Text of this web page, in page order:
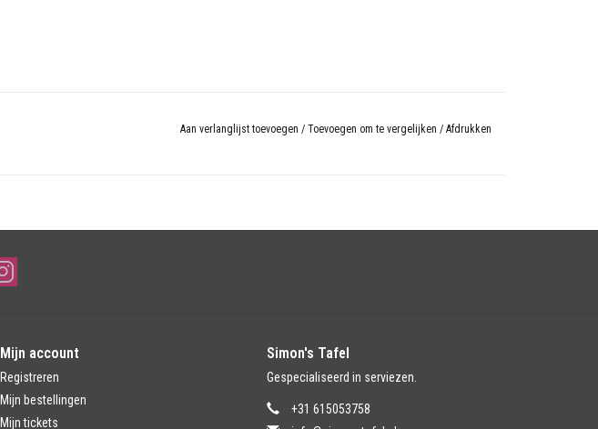
Aan verlanglijst toevoegen / Toevoegen om te vergelijken / Afdrukken
Mijn account
Registreren
Mijn bestellingen
Mijn tickets
Simon's Tafel
Gespecialiseerd in serviezen.
+31 615053758